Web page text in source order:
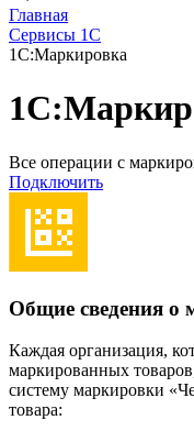
Главная
Сервисы 1С
1С:Маркировка
Все операции с
Подключить
Общие сведения о
Каждая организация,
маркированных
систему маркировки
товара: